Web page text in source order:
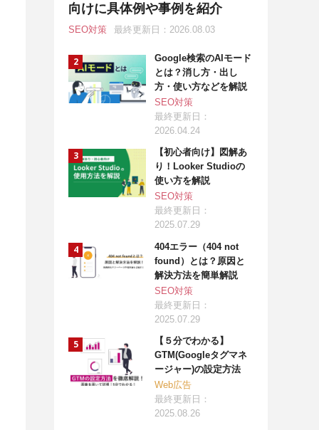
向けに具体例や事例を紹介
SEO対策 最終更新日：2026.08.03
Google検索のAIモード
とは？消し方・出し
方・使い方などを解説
SEO対策
最終更新日：
2026.04.24
【初心者向け】図解あ
り！Looker Studioの
使い方を解説
SEO対策
最終更新日：
2025.07.29
404エラー（404 not
found）とは？原因と
解決方法を簡単解説
SEO対策
最終更新日：
2025.07.29
【５分でわかる】
GTM(Googleタグマネ
ージャー)の設定方法
Web広告
最終更新日：
2025.08.26